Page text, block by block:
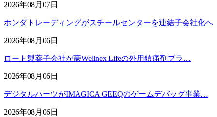
2026年08月07日
ホンダトレーディングがスチールセンターを連結子会社化へ
2026年08月06日
ロート製薬子会社が豪Wellnex Lifeの外用鎮痛剤ブラ…
2026年08月06日
デジタルハーツがIMAGICA GEEQのゲームデバッグ事業…
2026年08月06日